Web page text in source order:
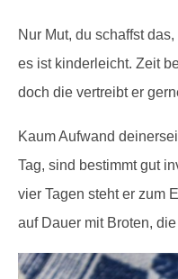
Nur Mut, du schaffst
es ist kinderleicht. Zeit
doch die vertreibt er
Kaum Aufwand
Tag, sind bestimmt gut
vier Tagen steht er zum
auf Dauer mit Broten,